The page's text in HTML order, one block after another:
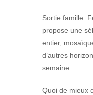
Sortie famille.
propose une
entier,
d’autres
semaine.
Quoi de mieux